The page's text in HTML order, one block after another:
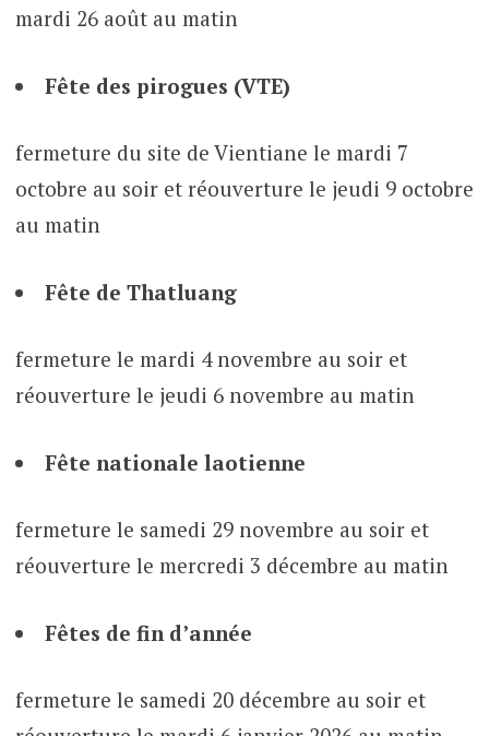
mardi 26 août au matin
Fête des pirogues (VTE)
fermeture du site de Vientiane le mardi 7
octobre au soir et réouverture le jeudi 9 octobre
au matin
Fête de Thatluang
fermeture le mardi 4 novembre au soir et
réouverture le jeudi 6 novembre au matin
Fête nationale laotienne
fermeture le samedi 29 novembre au soir et
réouverture le mercredi 3 décembre au matin
Fêtes de fin d’année
fermeture le samedi 20 décembre au soir et